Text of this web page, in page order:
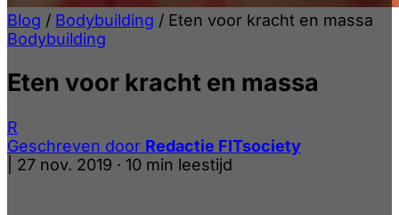
Blog / Bodybuilding / Eten voor kracht en massa
Bodybuilding
Eten voor kracht en massa
R
Geschreven door Redactie FITsociety
27 nov. 2019 · 10 min leestijd